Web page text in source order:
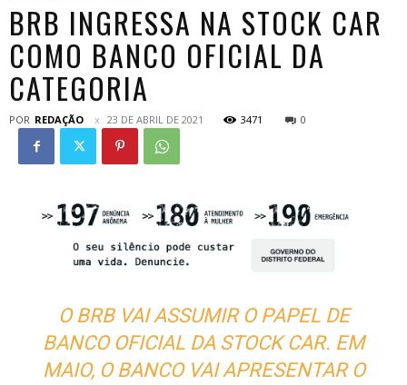
BRB INGRESSA NA STOCK CAR
COMO BANCO OFICIAL DA
CATEGORIA
POR REDAÇÃO 23 DE ABRIL DE 2021 3471 0
O BRB VAI ASSUMIR O PAPEL DE
BANCO OFICIAL DA STOCK CAR. EM
MAIO, O BANCO VAI APRESENTAR O